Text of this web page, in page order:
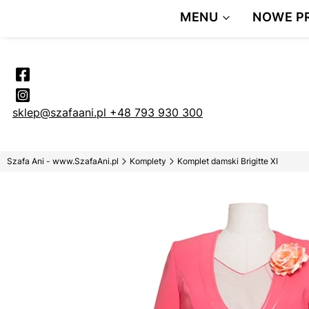
sklep@szafaani.pl +48 793 930 300
MENU NOWE
Szafa Ani - www.SzafaAni.pl Komplety Komplet damski Brigitte XI